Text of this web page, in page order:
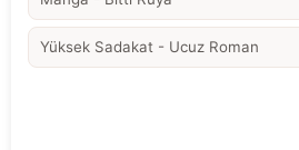
Yüksek Sadakat - Ucuz Roman